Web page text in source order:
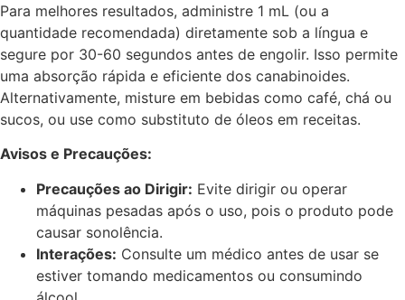
Para melhores resultados, administre 1 mL (ou a
quantidade recomendada) diretamente sob a língua e
segure por 30-60 segundos antes de engolir. Isso permite
uma absorção rápida e eficiente dos canabinoides.
Alternativamente, misture em bebidas como café, chá ou
sucos, ou use como substituto de óleos em receitas.
Avisos e Precauções:
Precauções ao Dirigir: Evite dirigir ou operar
máquinas pesadas após o uso, pois o produto pode
causar sonolência.
Interações: Consulte um médico antes de usar se
estiver tomando medicamentos ou consumindo